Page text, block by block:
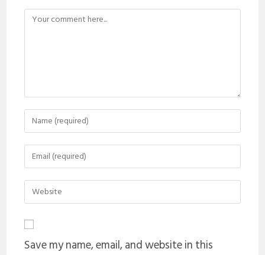
Save my name, email, and website in this